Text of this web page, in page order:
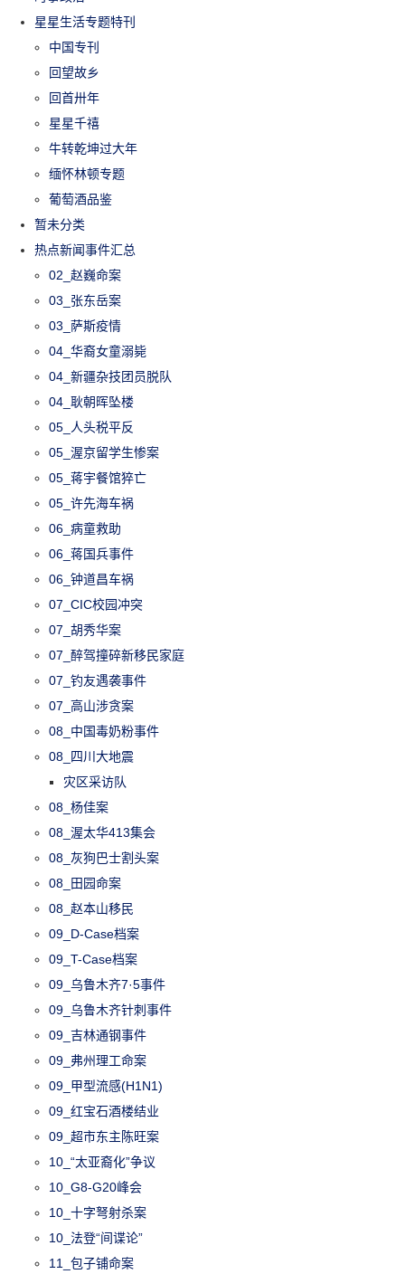
星星生活专题特刊
中国专刊
回望故乡
回首卅年
星星千禧
牛转乾坤过大年
缅怀林顿专题
葡萄酒品鉴
暂未分类
热点新闻事件汇总
02_赵巍命案
03_张东岳案
03_萨斯疫情
04_华裔女童溺毙
04_新疆杂技团员脱队
04_耿朝晖坠楼
05_人头税平反
05_渥京留学生惨案
05_蒋宇餐馆猝亡
05_许先海车祸
06_病童救助
06_蒋国兵事件
06_钟道昌车祸
07_CIC校园冲突
07_胡秀华案
07_醉驾撞碎新移民家庭
07_钓友遇袭事件
07_高山涉贪案
08_中国毒奶粉事件
08_四川大地震
灾区采访队
08_杨佳案
08_渥太华413集会
08_灰狗巴士割头案
08_田园命案
08_赵本山移民
09_D-Case档案
09_T-Case档案
09_乌鲁木齐7·5事件
09_乌鲁木齐针刺事件
09_吉林通钢事件
09_弗州理工命案
09_甲型流感(H1N1)
09_红宝石酒楼结业
09_超市东主陈旺案
10_“太亚裔化”争议
10_G8-G20峰会
10_十字弩射杀案
10_法登“间谍论”
11_包子铺命案